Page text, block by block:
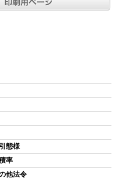
態様
率
他法令